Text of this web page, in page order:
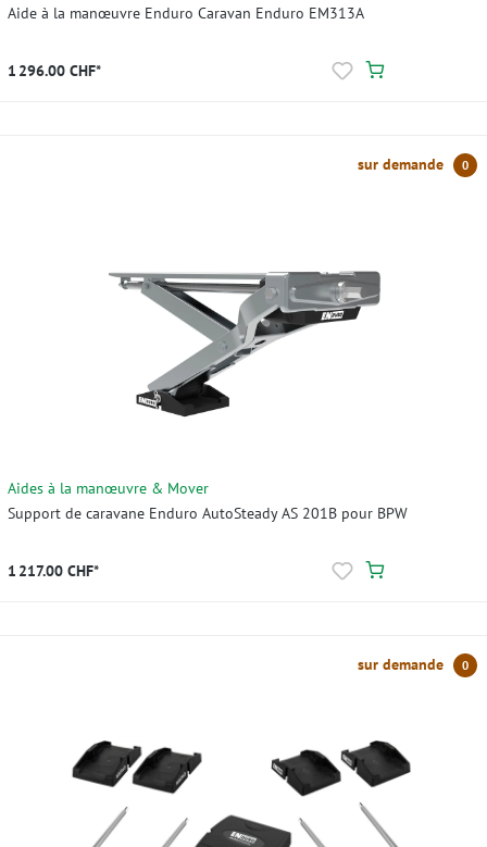
Aide à la manœuvre Enduro Caravan Enduro EM313A
1 296.00 CHF*
sur demande 0
Aides à la manœuvre & Mover
Support de caravane Enduro AutoSteady AS 201B pour BPW
1 217.00 CHF*
sur demande 0